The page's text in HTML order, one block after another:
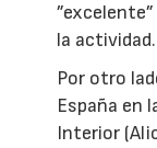
la actividad.
Por otro
España en
Interior